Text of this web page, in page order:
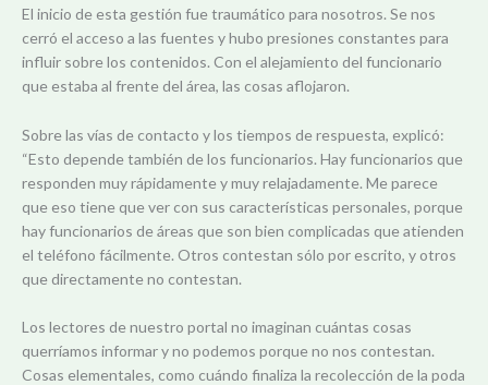
El inicio de esta gestión fue traumático para nosotros. Se nos
cerró el acceso a las fuentes y hubo presiones constantes para
influir sobre los contenidos. Con el alejamiento del funcionario
que estaba al frente del área, las cosas aflojaron.
Sobre las vías de contacto y los tiempos de respuesta, explicó:
“Esto depende también de los funcionarios. Hay funcionarios que
responden muy rápidamente y muy relajadamente. Me parece
que eso tiene que ver con sus características personales, porque
hay funcionarios de áreas que son bien complicadas que atienden
el teléfono fácilmente. Otros contestan sólo por escrito, y otros
que directamente no contestan.
Los lectores de nuestro portal no imaginan cuántas cosas
querríamos informar y no podemos porque no nos contestan.
Cosas elementales, como cuándo finaliza la recolección de la poda